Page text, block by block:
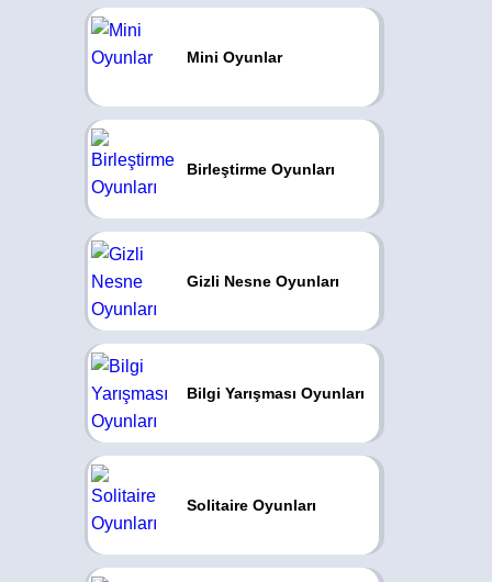
Mini Oyunlar
Birleştirme Oyunları
Gizli Nesne Oyunları
Bilgi Yarışması Oyunları
Solitaire Oyunları